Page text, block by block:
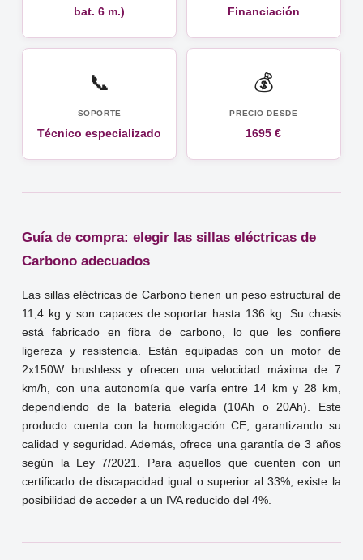
bat. 6 m.)
Financiación
📞
SOPORTE
Técnico especializado
💰
PRECIO DESDE
1695 €
Guía de compra: elegir las sillas eléctricas de
Carbono adecuados
Las sillas eléctricas de Carbono tienen un peso estructural de
11,4 kg y son capaces de soportar hasta 136 kg. Su chasis
está fabricado en fibra de carbono, lo que les confiere
ligereza y resistencia. Están equipadas con un motor de
2x150W brushless y ofrecen una velocidad máxima de 7
km/h, con una autonomía que varía entre 14 km y 28 km,
dependiendo de la batería elegida (10Ah o 20Ah). Este
producto cuenta con la homologación CE, garantizando su
calidad y seguridad. Además, ofrece una garantía de 3 años
según la Ley 7/2021. Para aquellos que cuenten con un
certificado de discapacidad igual o superior al 33%, existe la
posibilidad de acceder a un IVA reducido del 4%.